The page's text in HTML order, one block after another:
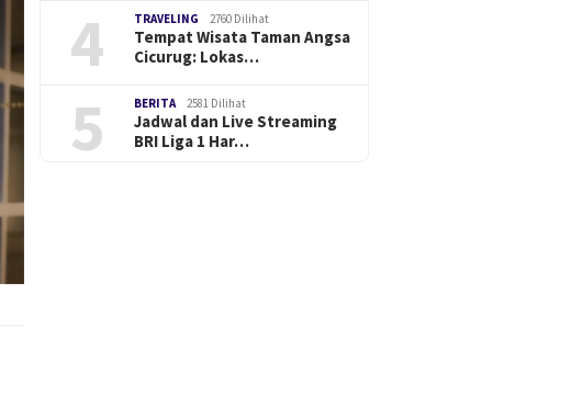
4 TRAVELING 2760 Dilihat
Tempat Wisata Taman Angsa
Cicurug: Lokas…
5 BERITA 2581 Dilihat
Jadwal dan Live Streaming
BRI Liga 1 Har…